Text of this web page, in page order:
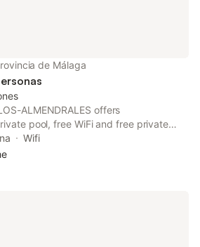
de Málaga
ALMENDRALES offers
pool, free WiFi and free private
The air-conditioned
from Gibralfaro Viewpoint.
Wifi